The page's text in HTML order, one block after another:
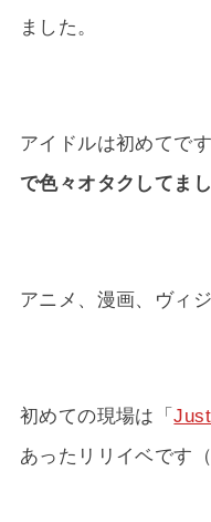
ました。
アイドルは初めてです
で色々オタクしてま
アニメ、漫画、ヴィ
初めての現場は「
あったリリイベです